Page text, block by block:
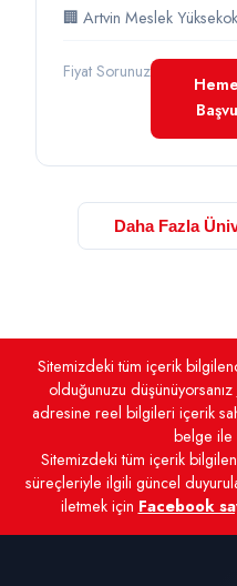
🏢 Artvin Meslek
Fiyat Sorunuz
Daha Fazla
Sitemizdeki tüm içerik
olduğunuzu düşünüyorsanız
adresine reel bilgileri içerik
belge ile
Sitemizdeki tüm içerik
süreçleriyle ilgili güncel
iletmek için Facebook